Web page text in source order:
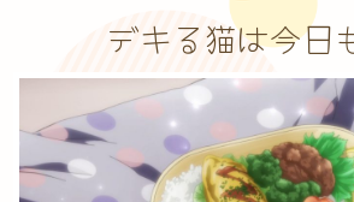
デキる猫は今日